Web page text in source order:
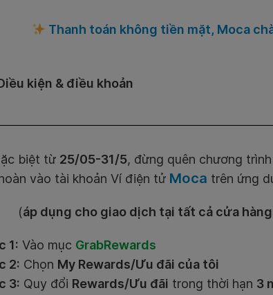
Thanh toán không tiền mặt, Moca
kiện & điều khoản
biệt từ 25/05-31/5, đừng quên chương trình
vào tài khoản Ví điện tử Moca trên ứng
(áp dụng cho giao dịch tại tất cả cửa hàng
1: Vào mục GrabRewards
2: Chọn My Rewards/Ưu đãi của tôi
3: Quy đổi Rewards/Ưu đãi trong thời hạn 3